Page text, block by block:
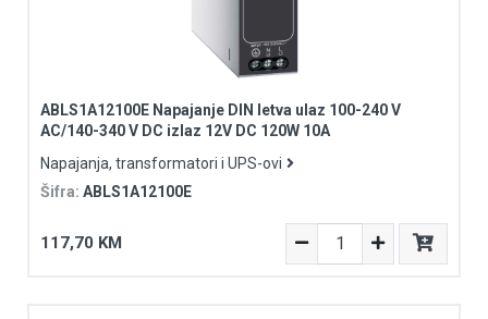
ABLS1A12100E Napajanje DIN letva ulaz 100-240 V
AC/140-340 V DC izlaz 12V DC 120W 10A
Napajanja, transformatori i UPS-ovi
Šifra: ABLS1A12100E
117,70 KM